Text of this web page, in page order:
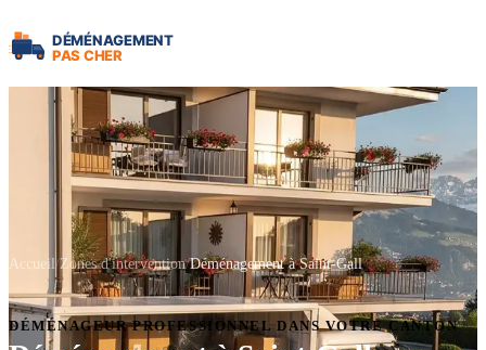
Accueil Zones d'intervention Déménagement à Saint-Gall
DÉMÉNAGEUR PROFESSIONNEL DANS VOTRE CANTON